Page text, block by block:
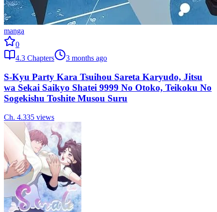
manga
0
4.3 Chapters 3 months ago
S-Kyu Party Kara Tsuihou Sareta Karyudo, Jitsu
wa Sekai Saikyo Shatei 9999 No Otoko, Teikoku No
Sogekishu Toshite Musou Suru
Ch. 4.335 views